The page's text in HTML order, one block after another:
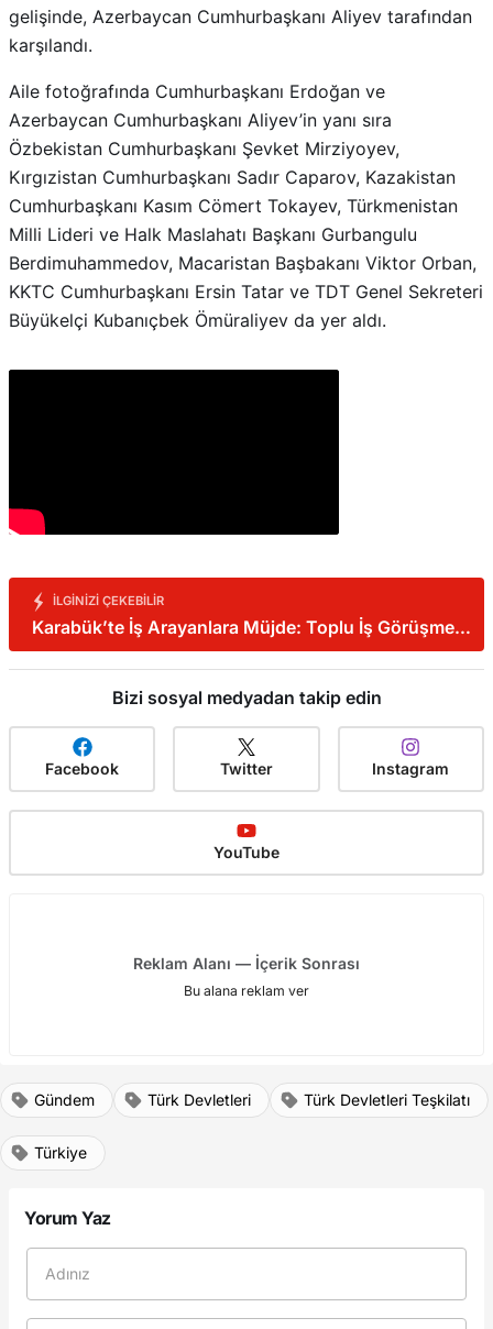
gelişinde, Azerbaycan Cumhurbaşkanı Aliyev tarafından
karşılandı.
Aile fotoğrafında Cumhurbaşkanı Erdoğan ve
Azerbaycan Cumhurbaşkanı Aliyev’in yanı sıra
Özbekistan Cumhurbaşkanı Şevket Mirziyoyev,
Kırgızistan Cumhurbaşkanı Sadır Caparov, Kazakistan
Cumhurbaşkanı Kasım Cömert Tokayev, Türkmenistan
Milli Lideri ve Halk Maslahatı Başkanı Gurbangulu
Berdimuhammedov, Macaristan Başbakanı Viktor Orban,
KKTC Cumhurbaşkanı Ersin Tatar ve TDT Genel Sekreteri
Büyükelçi Kubanıçbek Ömüraliyev da yer aldı.
İLGINIZI ÇEKEBILIR
Karabük’te İş Arayanlara Müjde: Toplu İş Görüşmesi
Yapılacak!
Bizi sosyal medyadan takip edin
Facebook Twitter Instagram
YouTube
Reklam Alanı — İçerik Sonrası
Bu alana reklam ver
Gündem Türk Devletleri Türk Devletleri Teşkilatı
Türkiye
Yorum Yaz